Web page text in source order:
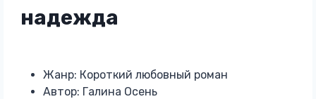
надежда
Жанр: Короткий любовный роман
Автор: Галина Осень